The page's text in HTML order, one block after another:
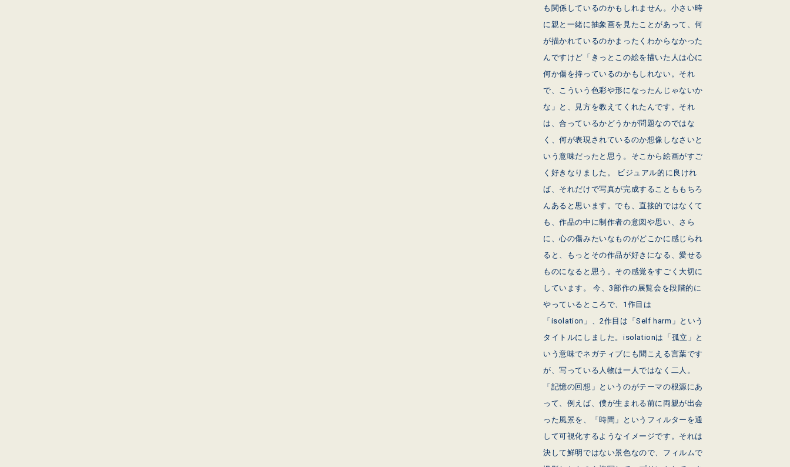
も関係しているのかもしれません。小さい時
に親と一緒に抽象画を見たことがあって、何
が描かれているのかまったくわからなかった
んですけど「きっとこの絵を描いた人は心に
何か傷を持っているのかもしれない。それ
で、こういう色彩や形になったんじゃないか
な」と、見方を教えてくれたんです。それ
は、合っているかどうかが問題なのではな
く、何が表現されているのか想像しなさいと
いう意味だったと思う。そこから絵画がすご
く好きなりました。 ビジュアル的に良けれ
ば、それだけで写真が完成することももちろ
んあると思います。でも、直接的ではなくて
も、作品の中に制作者の意図や思い、さら
に、心の傷みたいなものがどこかに感じられ
ると、もっとその作品が好きになる、愛せる
ものになると思う。その感覚をすごく大切に
しています。 今、3部作の展覧会を段階的に
やっているところで、1作目は
「isolation」、2作目は「Self harm」という
タイトルにしました。isolationは「孤立」と
いう意味でネガティブにも聞こえる言葉です
が、写っている人物は一人ではなく二人。
「記憶の回想」というのがテーマの根源にあ
って、例えば、僕が生まれる前に両親が出会
った風景を、「時間」というフィルターを通
して可視化するようなイメージです。それは
決して鮮明ではない景色なので、フィルムで